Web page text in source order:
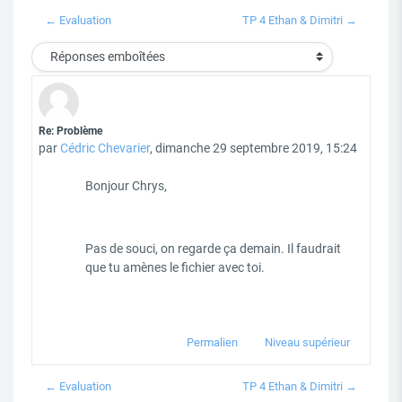
← Evaluation TP 4 Ethan & Dimitri →
Type d'affichage
Re: Problème
parCédric Chevarier, dimanche 29 septembre 2019, 15:24
Nombre de réponses : 0
Bonjour Chrys,
Pas de souci, on regarde ça demain. Il faudrait
que tu amènes le fichier avec toi.
Permalien Niveau supérieur
← Evaluation TP 4 Ethan & Dimitri →